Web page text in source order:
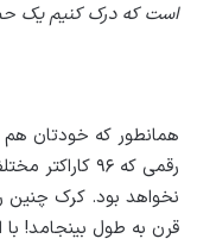
است که درک کنیم یک
رقمی که ۹۶
نخواهد بود. کرک چنین
قرن به طول بینجامد!